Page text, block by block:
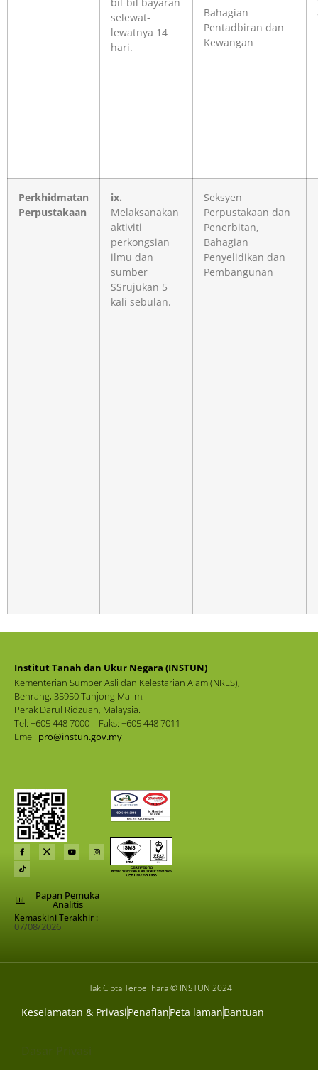
selewat-
lewatnya 14
hari.
Bahagian
Pentadbiran dan
Kewangan
Perkhidmatan
Perpustakaan
ix.
Melaksanakan
aktiviti
perkongsian
ilmu dan
sumber
SSrujukan 5
kali sebulan.
Seksyen
Perpustakaan dan
Penerbitan,
Bahagian
Penyelidikan dan
Pembangunan
Institut Tanah dan Ukur Negara (INSTUN)
Kementerian Sumber Asli dan Kelestarian Alam (NRES),
Behrang, 35950 Tanjong Malim,
Perak Darul Ridzuan, Malaysia.
Tel: +605 448 7000 | Faks: +605 448 7011
Emel: pro@instun.gov.my
Papan Pemuka
Analitis
Kemaskini Terakhir :
07/08/2026
Hak Cipta Terpelihara © INSTUN 2024
Keselamatan & PrivasiPenafianPeta lamanBantuan